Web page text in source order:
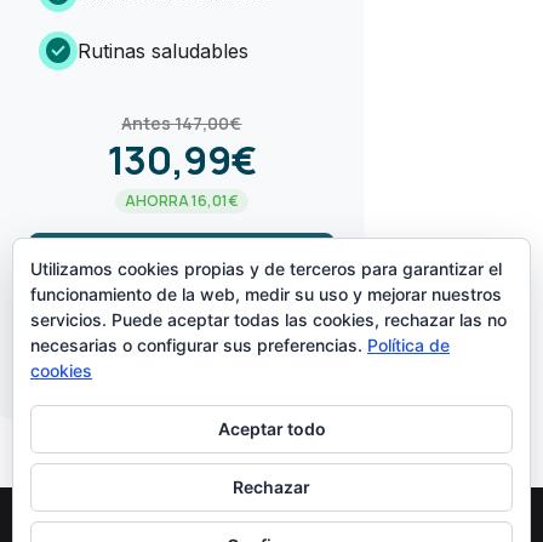
check_circle Rutinas saludables
Antes 147,00€
130,99€
AHORRA 16,01€
¡LO QUIERO!arrow_forward
CREADO POR
Utilizamos cookies propias y de terceros para garantizar el
funcionamiento de la web, medir su uso y mejorar nuestros
servicios. Puede aceptar todas las cookies, rechazar las no
necesarias o configurar sus preferencias. Política de
cookies
Aceptar todo
Rechazar